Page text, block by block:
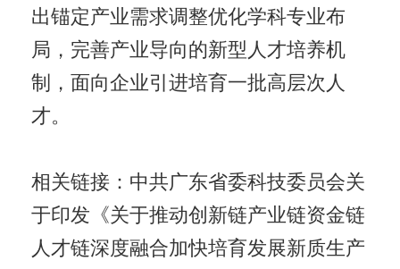
出锚定产业需求调整优化学科专业布
局，完善产业导向的新型人才培养机
制，面向企业引进培育一批高层次人
才。
相关链接：中共广东省委科技委员会关
于印发《关于推动创新链产业链资金链
人才链深度融合加快培育发展新质生产